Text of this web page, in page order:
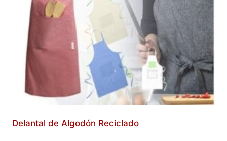
Delantal de Algodón Reciclado